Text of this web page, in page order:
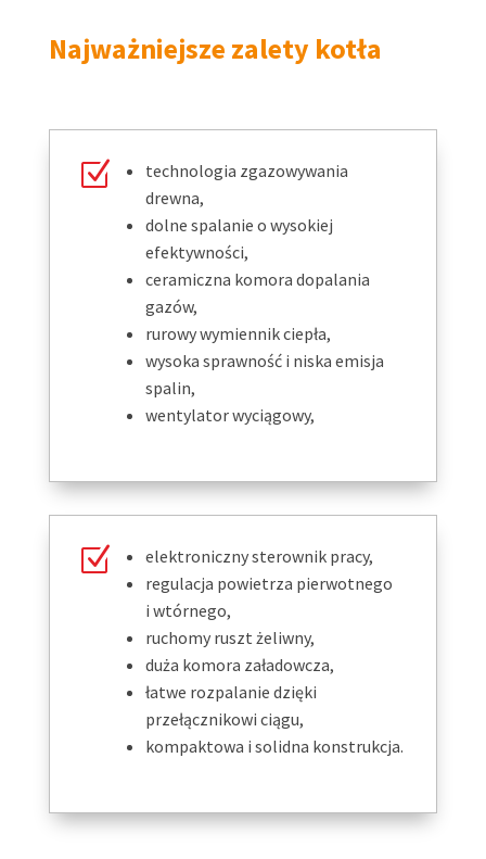
Najważniejsze zalety kotła
Z
technologia zgazowywania
drewna,
dolne spalanie o wysokiej
efektywności,
ceramiczna komora dopalania
gazów,
rurowy wymiennik ciepła,
wysoka sprawność i niska emisja
spalin,
wentylator wyciągowy,
Z
elektroniczny sterownik pracy,
regulacja powietrza pierwotnego
i wtórnego,
ruchomy ruszt żeliwny,
duża komora załadowcza,
łatwe rozpalanie dzięki
przełącznikowi ciągu,
kompaktowa i solidna konstrukcja.